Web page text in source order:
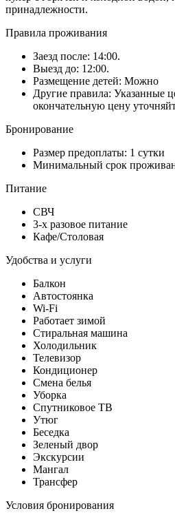
принадлежности.
Правила проживания
Заезд после: 14:00.
Выезд до: 12:00.
Размещение детей: Можно
Другие правила: Указанные
окончательную цену
Бронирование
Размер предоплаты: 1 сутки
Минимальный срок
Питание
СВЧ
3-х разовое питание
Кафе/Столовая
Удобства и услуги
Балкон
Автостоянка
Wi-Fi
Работает зимой
Стиральная машина
Холодильник
Телевизор
Кондиционер
Смена белья
Уборка
Спутниковое ТВ
Утюг
Беседка
Зеленый двор
Экскурсии
Мангал
Трансфер
Условия бронирования